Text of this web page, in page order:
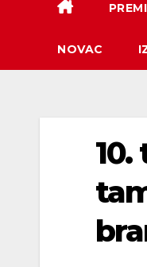
NOVAC